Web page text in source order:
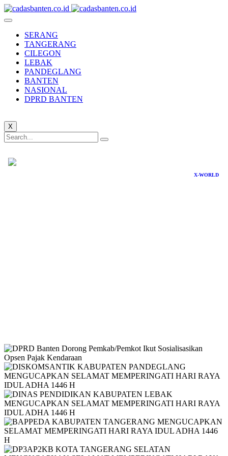
SERANG
TANGERANG
CILEGON
LEBAK
PANDEGLANG
BANTEN
NASIONAL
DPRD BANTEN
X
X-WORLD